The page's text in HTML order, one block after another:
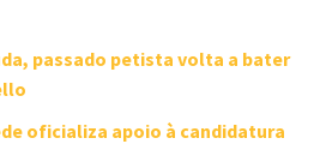
passado petista volta a bater
oficializa apoio à candidatura